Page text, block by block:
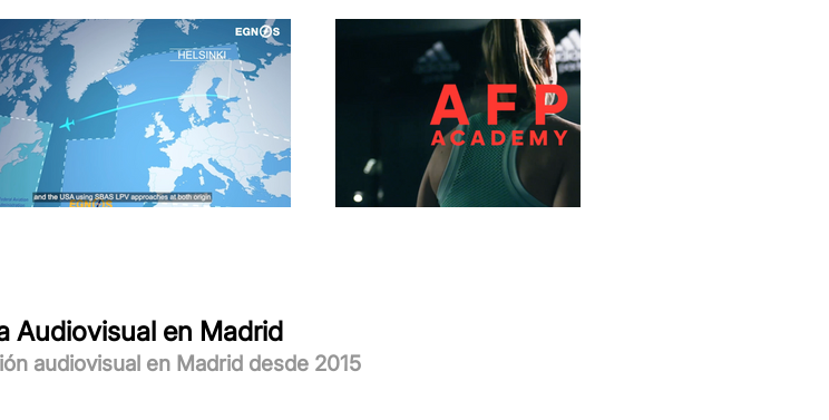
Audiovisual en Madrid
audiovisual en Madrid desde 2015